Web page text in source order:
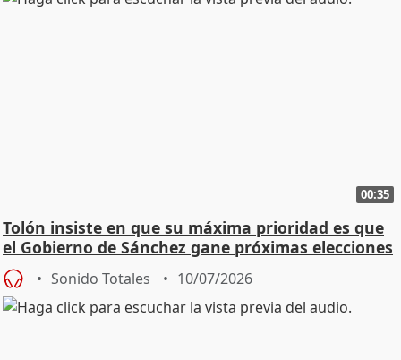
00:35
Tolón insiste en que su máxima prioridad es que
el Gobierno de Sánchez gane próximas elecciones
Sonido Totales 10/07/2026